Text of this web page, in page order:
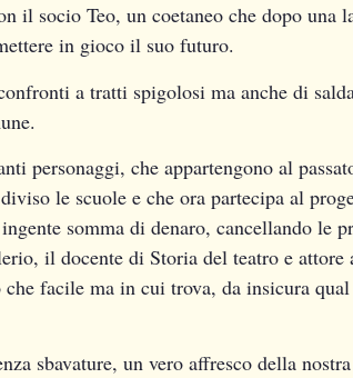
il socio Teo, un coetaneo che dopo una
in gioco il suo futuro.
a tratti spigolosi ma anche di
personaggi, che appartengono al
le scuole e che ora partecipa al
somma di denaro, cancellando le
il docente di Storia del teatro e attore
facile ma in cui trova, da insicura
sbavature, un vero affresco della